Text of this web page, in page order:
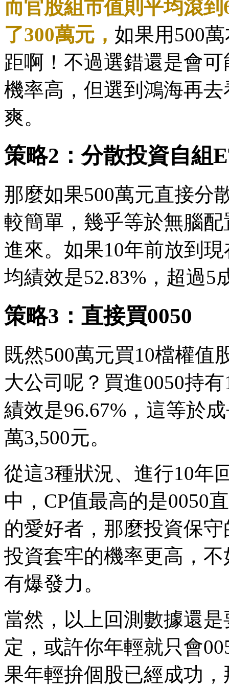
而官股組市值則平均滾
了300萬元， 如果用500
距啊！不過選錯還是會
機率高，但選到鴻海再
爽。
策略2：分散投資自組
那麼如果500萬元直接分
較簡單，幾乎等於無腦
進來。如果10年前放到
均績效是52.83%，超過5
策略3：直接買0050
既然500萬元買10檔權值
大公司呢？買進0050持
績效是96.67%，這等於
萬3,500元。
從這3種狀況、進行10年
中，CP值最高的是0050
的愛好者，那麼投資保
投資套牢的機率更高，
有爆發力。
當然，以上回測數據還
定，或許你年輕就只會
果年輕拚個股已經成功